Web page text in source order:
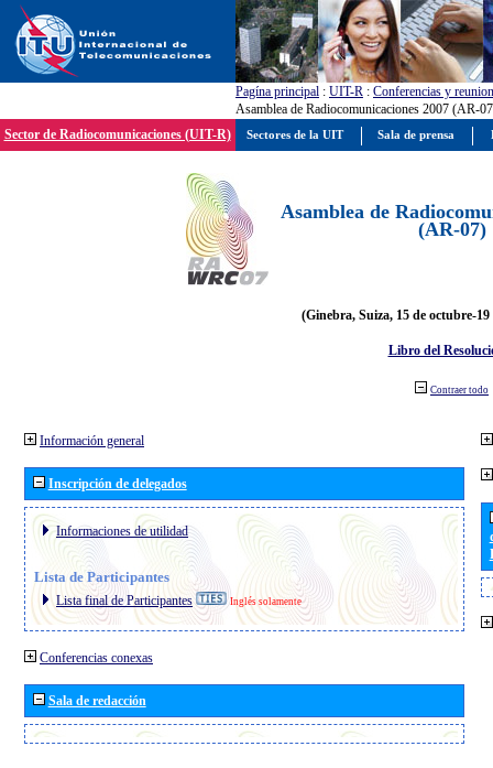
Pagína principal : UIT-R : Conferencias y
Asamblea de Radiocomunicaciones 2007 (AR-
Sector de Radiocomunicaciones (UIT-R)
Asamblea de
(AR-07)
(Ginebra, Suiza, 15 de octubre-19
Libro del
Contraer todo
Información general
Inscripción de delegados
Informaciones de utilidad
Lista de Participantes
Lista final de Participantes Inglés solamente
Conferencias conexas
Sala de redacción
Sectores de la UIT Sala de prensa